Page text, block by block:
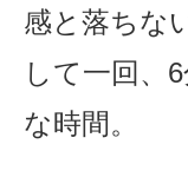
感と落ちな
して一回、
な時間。